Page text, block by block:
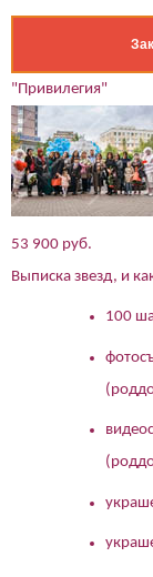
"Привилегия"
53 900 руб.
Выписка звезд, и
100